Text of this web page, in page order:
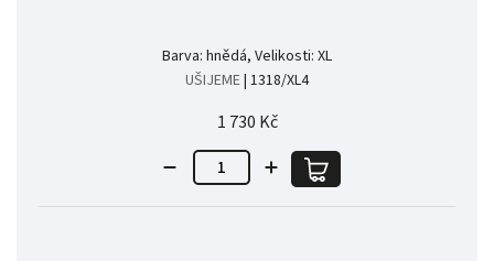
Barva: hnědá, Velikosti: XL
UŠIJEME| 1318/XL4
1 730 Kč